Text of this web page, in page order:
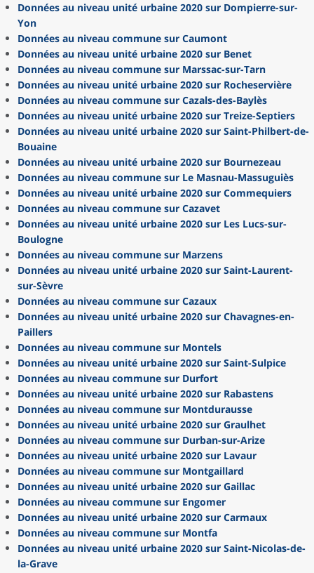
Données au niveau unité urbaine 2020 sur Dompierre-sur-
Yon
Données au niveau commune sur Caumont
Données au niveau unité urbaine 2020 sur Benet
Données au niveau commune sur Marssac-sur-Tarn
Données au niveau unité urbaine 2020 sur Rocheservière
Données au niveau commune sur Cazals-des-Baylès
Données au niveau unité urbaine 2020 sur Treize-Septiers
Données au niveau unité urbaine 2020 sur Saint-Philbert-de-
Bouaine
Données au niveau unité urbaine 2020 sur Bournezeau
Données au niveau commune sur Le Masnau-Massuguiès
Données au niveau unité urbaine 2020 sur Commequiers
Données au niveau commune sur Cazavet
Données au niveau unité urbaine 2020 sur Les Lucs-sur-
Boulogne
Données au niveau commune sur Marzens
Données au niveau unité urbaine 2020 sur Saint-Laurent-
sur-Sèvre
Données au niveau commune sur Cazaux
Données au niveau unité urbaine 2020 sur Chavagnes-en-
Paillers
Données au niveau commune sur Montels
Données au niveau unité urbaine 2020 sur Saint-Sulpice
Données au niveau commune sur Durfort
Données au niveau unité urbaine 2020 sur Rabastens
Données au niveau commune sur Montdurausse
Données au niveau unité urbaine 2020 sur Graulhet
Données au niveau commune sur Durban-sur-Arize
Données au niveau unité urbaine 2020 sur Lavaur
Données au niveau commune sur Montgaillard
Données au niveau unité urbaine 2020 sur Gaillac
Données au niveau commune sur Engomer
Données au niveau unité urbaine 2020 sur Carmaux
Données au niveau commune sur Montfa
Données au niveau unité urbaine 2020 sur Saint-Nicolas-de-
la-Grave